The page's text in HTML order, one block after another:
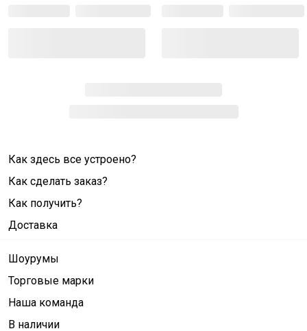
Как здесь все устроено?
Как сделать заказ?
Как получить?
Доставка
Шоурумы
Торговые марки
Наша команда
В наличии